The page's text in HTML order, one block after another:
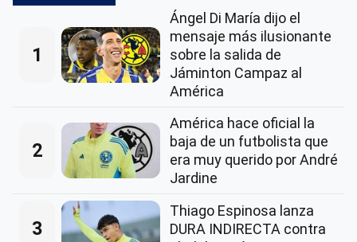
1
Ángel Di María dijo el
mensaje más ilusionante
sobre la salida de
Jáminton Campaz al
América
2
América hace oficial la
baja de un futbolista que
era muy querido por André
Jardine
3
Thiago Espinosa lanza
DURA INDIRECTA contra